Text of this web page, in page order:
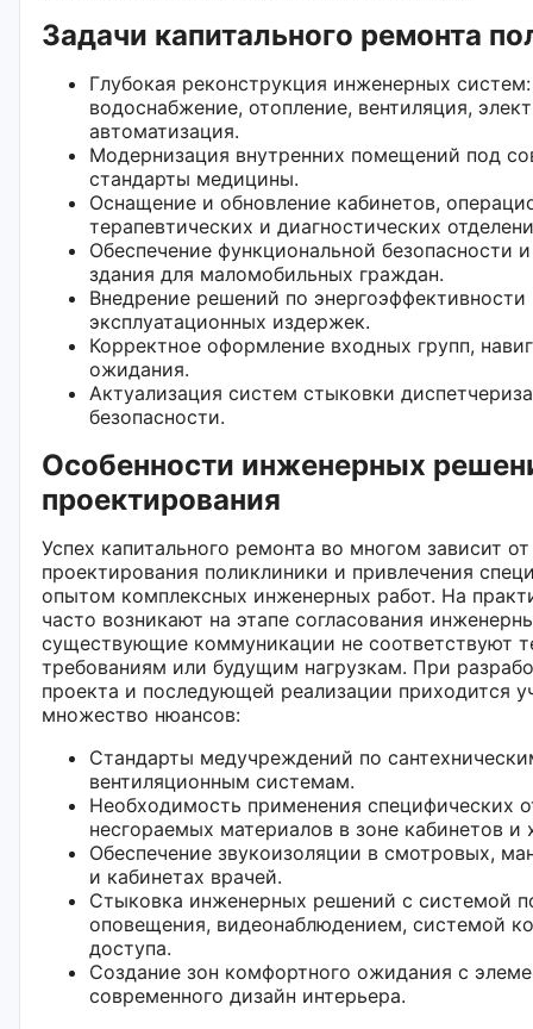
Задачи капитального ремонта
Глубокая реконструкция инженерных систем:
водоснабжение, отопление, вентиляция,
автоматизация.
Модернизация внутренних помещений под
стандарты медицины.
Оснащение и обновление кабинетов,
терапевтических и диагностических
Обеспечение функциональной безопасности
здания для маломобильных граждан.
Внедрение решений по
эксплуатационных издержек.
Корректное оформление входных групп,
ожидания.
Актуализация систем стыковки
безопасности.
Особенности инженерных
проектирования
Успех капитального ремонта во многом зависит
проектирования поликлиники и привлечения
опытом комплексных инженерных работ. На
часто возникают на этапе согласования
существующие коммуникации не соответствуют
требованиям или будущим нагрузкам. При
проекта и последующей реализации приходится
множество нюансов:
Стандарты медучреждений по
вентиляционным системам.
Необходимость применения специфических
несгораемых материалов в зоне кабинетов и
Обеспечение звукоизоляции в смотровых,
и кабинетах врачей.
Стыковка инженерных решений с системой
оповещения, видеонаблюдением, системой
доступа.
Создание зон комфортного ожидания с
современного дизайн интерьера.